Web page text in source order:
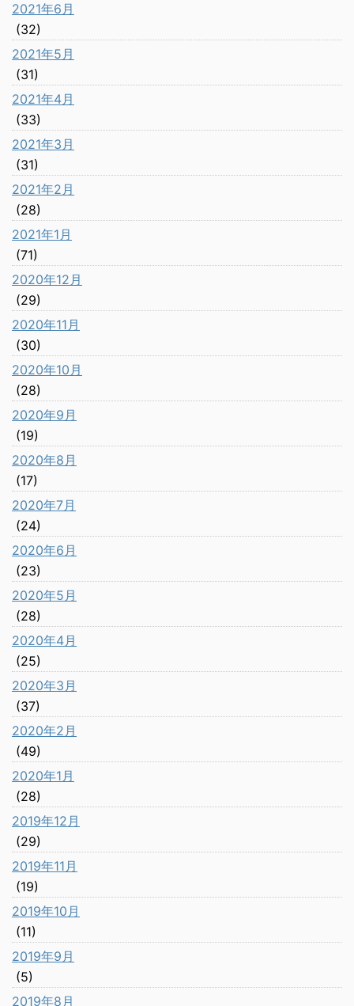
2021年6月
(32)
2021年5月
(31)
2021年4月
(33)
2021年3月
(31)
2021年2月
(28)
2021年1月
(71)
2020年12月
(29)
2020年11月
(30)
2020年10月
(28)
2020年9月
(19)
2020年8月
(17)
2020年7月
(24)
2020年6月
(23)
2020年5月
(28)
2020年4月
(25)
2020年3月
(37)
2020年2月
(49)
2020年1月
(28)
2019年12月
(29)
2019年11月
(19)
2019年10月
(11)
2019年9月
(5)
2019年8月